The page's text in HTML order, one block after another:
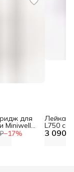
−17%
для
Miniwell
3 090 ₽
Лейка
L750 со